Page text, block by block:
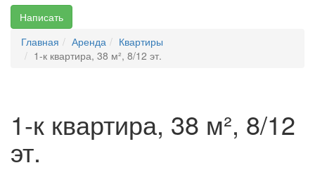
Написать
Главная
Аренда
Квартиры
1-к квартира, 38 м², 8/12 эт.
1-к квартира, 38 м², 8/12
эт.